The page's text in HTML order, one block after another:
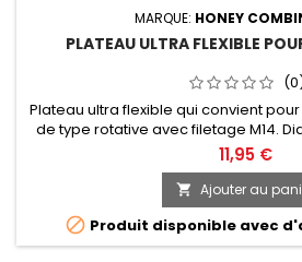
MARQUE: HONEY
PLATEAU ULTRA FLEXIBLE
Plateau ultra flexible qui convient
de type rotative avec filetage M14.
ou 150mm au
11,95 €
 Ajouter au
 Produit disponible avec